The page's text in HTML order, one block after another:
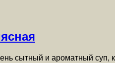
сытный и ароматный суп,